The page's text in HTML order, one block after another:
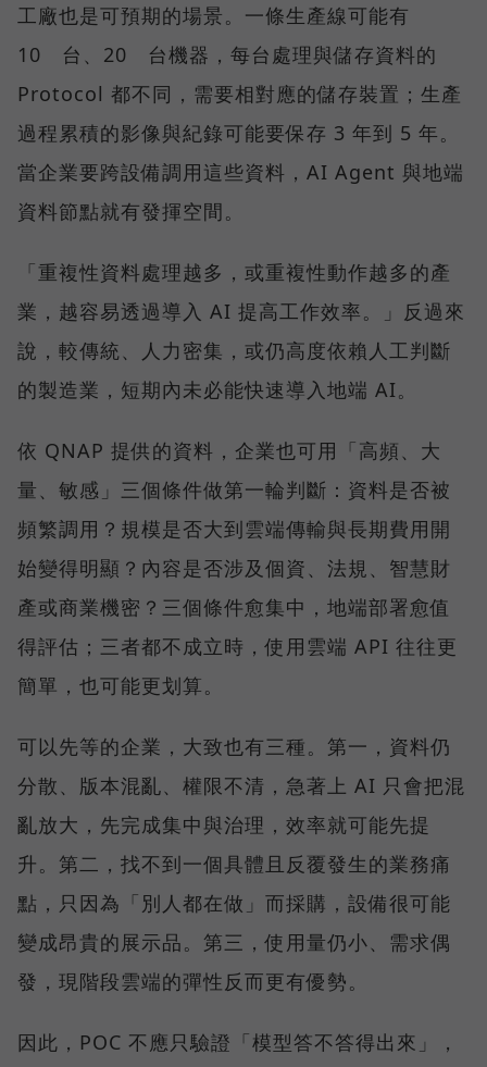
工廠也是可預期的場景。一條生產線可能有
10 台、20 台機器，每台處理與儲存資料的
Protocol 都不同，需要相對應的儲存裝置；生產
過程累積的影像與紀錄可能要保存 3 年到 5 年。
當企業要跨設備調用這些資料，AI Agent 與地端
資料節點就有發揮空間。
「重複性資料處理越多，或重複性動作越多的產
業，越容易透過導入 AI 提高工作效率。」反過來
說，較傳統、人力密集，或仍高度依賴人工判斷
的製造業，短期內未必能快速導入地端 AI。
依 QNAP 提供的資料，企業也可用「高頻、大
量、敏感」三個條件做第一輪判斷：資料是否被
頻繁調用？規模是否大到雲端傳輸與長期費用開
始變得明顯？內容是否涉及個資、法規、智慧財
產或商業機密？三個條件愈集中，地端部署愈值
得評估；三者都不成立時，使用雲端 API 往往更
簡單，也可能更划算。
可以先等的企業，大致也有三種。第一，資料仍
分散、版本混亂、權限不清，急著上 AI 只會把混
亂放大，先完成集中與治理，效率就可能先提
升。第二，找不到一個具體且反覆發生的業務痛
點，只因為「別人都在做」而採購，設備很可能
變成昂貴的展示品。第三，使用量仍小、需求偶
發，現階段雲端的彈性反而更有優勢。
因此，POC 不應只驗證「模型答不答得出來」，